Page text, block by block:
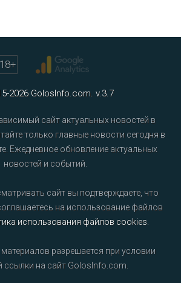
18+
2026 GolosInfo.com. v.3.7
сайт актуальных новостей в
только главные новости сегодня в
Ежедневное обновление актуальных
новостей и событий.
сайт вы подтверждаете, что
на использование файлов
использования файлов cookies
разрешается при условии
ссылки на сайт GolosInfo.com.